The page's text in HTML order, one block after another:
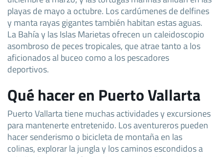
playas de mayo a octubre. Los cardúmenes de delfines
y manta rayas gigantes también habitan estas aguas.
La Bahía y las Islas Marietas ofrecen un caleidoscopio
asombroso de peces tropicales, que atrae tanto a los
aficionados al buceo como a los pescadores
deportivos.
Qué hacer en Puerto Vallarta
Puerto Vallarta tiene muchas actividades y excursiones
para mantenerte entretenido. Los aventureros pueden
hacer senderismo o bicicleta de montaña en las
colinas, explorar la jungla y los caminos escondidos a